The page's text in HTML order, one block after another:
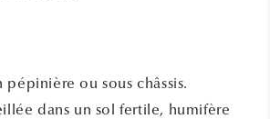
ou sous châssis.
dans un sol fertile, humifère